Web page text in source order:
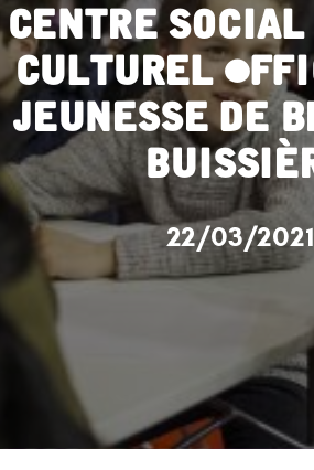
Centre Social
Culturel
Jeunesse de
22/03/